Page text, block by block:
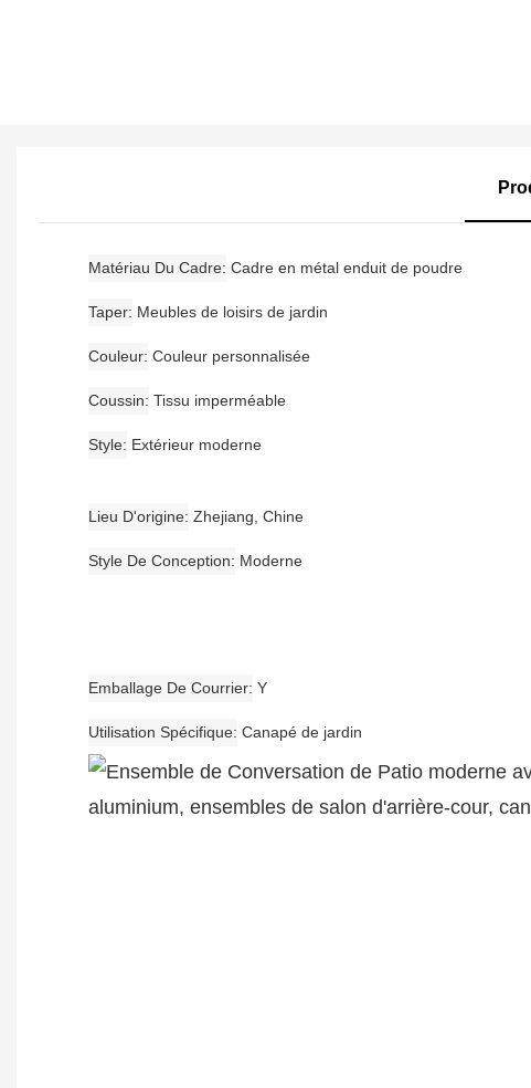
Matériau Du Cadre Cadre en métal enduit de poudre
Taper Meubles de loisirs de jardin
Couleur Couleur personnalisée
Coussin Tissu imperméable
Style Extérieur moderne
Lieu D'origine Zhejiang, Chine
Style De Conception Moderne
Emballage De Courrier Y
Utilisation Spécifique Canapé de jardin